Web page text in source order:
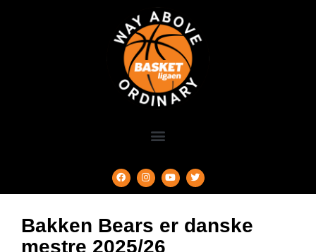
Bakken Bears er danske
mestre 2025/26